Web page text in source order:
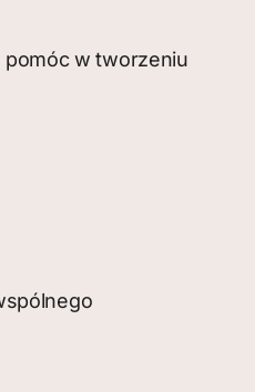
pomóc w tworzeniu